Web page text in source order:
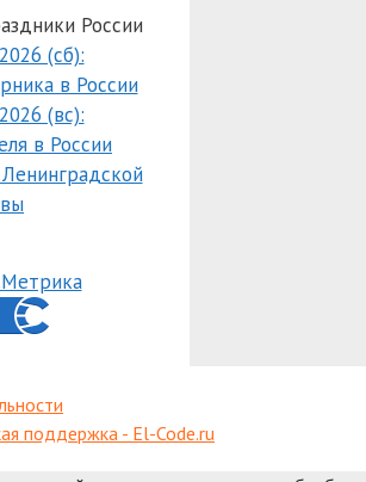
России
(сб):
в России
(вс):
в России
поддержка - El-Code.ru